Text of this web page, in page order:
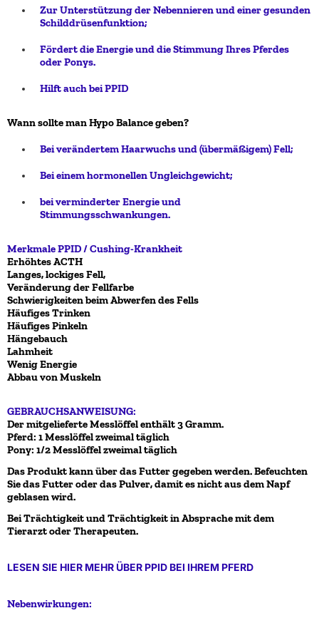
Zur Unterstützung der Nebennieren und einer gesunden
Schilddrüsenfunktion;
Fördert die Energie und die Stimmung Ihres Pferdes
oder Ponys.
Hilft auch bei PPID
Wann sollte man Hypo Balance geben?
Bei verändertem Haarwuchs und (übermäßigem) Fell;
Bei einem hormonellen Ungleichgewicht;
bei verminderter Energie und
Stimmungsschwankungen.
Merkmale PPID / Cushing-Krankheit
Erhöhtes ACTH
Langes, lockiges Fell,
Veränderung der Fellfarbe
Schwierigkeiten beim Abwerfen des Fells
Häufiges Trinken
Häufiges Pinkeln
Hängebauch
Lahmheit
Wenig Energie
Abbau von Muskeln
GEBRAUCHSANWEISUNG:
Der mitgelieferte Messlöffel enthält 3 Gramm.
Pferd: 1 Messlöffel zweimal täglich
Pony: 1/2 Messlöffel zweimal täglich
Das Produkt kann über das Futter gegeben werden. Befeuchten
Sie das Futter oder das Pulver, damit es nicht aus dem Napf
geblasen wird.
Bei Trächtigkeit und Trächtigkeit in Absprache mit dem
Tierarzt oder Therapeuten.
LESEN SIE HIER MEHR ÜBER PPID BEI IHREM PFERD
Nebenwirkungen: